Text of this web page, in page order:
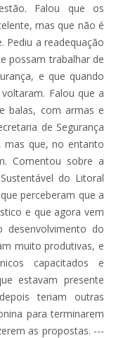
Falou que os
mas que não é
Pediu a readequação
possam trabalhar de
e que quando
Falou que a
balas, com armas e
de Segurança
mas que, no entanto
Comentou sobre a
do Litoral
perceberam que a
e que agora vem
do
muito produtivas, e
capacitados e
estavam presente
teriam outras
para terminarem
as propostas. ---